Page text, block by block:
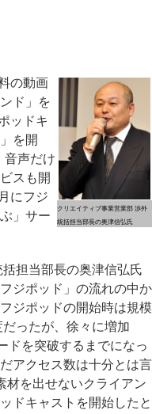
クリエイティブ事業営業部 渉外
統括担当部長の奥津信弘氏
の動画
ド」を
ッドキ
を開
音声だけ
スも開
にフジ
」サー
担当部長の奥津信弘氏
ジポッド」の流れの中か
ジポッドの開始時は規模
ったが、徐々に増加
ドを突破するまでになっ
アクセス数は十分とは言
材を出せないクライアン
ドキャストを開始したと